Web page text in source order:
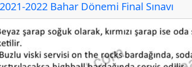
2022 Bahar Dönemi Final Sınavı